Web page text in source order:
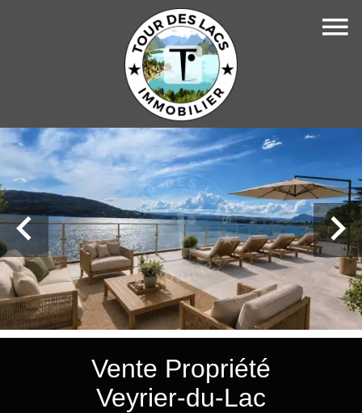
Vente Propriété
Veyrier-du-Lac